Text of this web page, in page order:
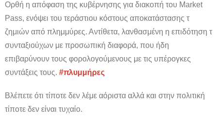
Ορθή η απόφαση της κυβέρνησης για διακοπή του Market
Pass, ενόψει του τεράστιου κόστους αποκατάστασης τ
ζημιών από πλημμύρες. Αντίθετα, λανθασμένη η επιδότηση τ
συνταξιούχων με προσωπική διαφορά, που ήδη
επιβαρύνουν τους φορολογούμενους με τις υπέρογκες
συντάξεις τους. #πλυμμήρες
Βλέπετε ότι τίποτε δεν λέμε αόριστα αλλά και στην πολιτική
τίποτε δεν είναι τυχαίο.